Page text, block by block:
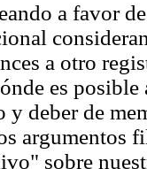
a favor
a otro
es
deber de
argumentos
sobre